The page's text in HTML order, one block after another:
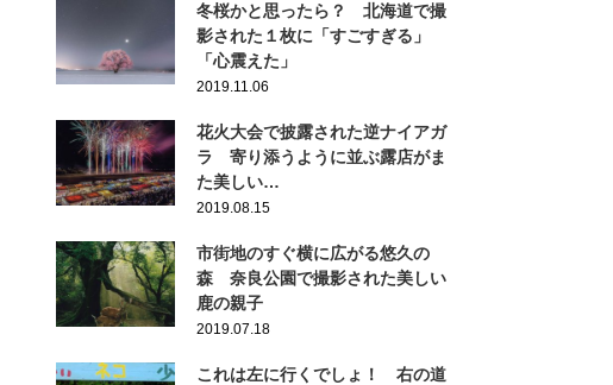
冬桜かと思ったら？ 北海道で撮
影された１枚に「すごすぎる」
「心震えた」
2019.11.06
花火大会で披露された逆ナイアガ
ラ 寄り添うように並ぶ露店がま
た美しい…
2019.08.15
市街地のすぐ横に広がる悠久の
森 奈良公園で撮影された美しい
鹿の親子
2019.07.18
これは左に行くでしょ！ 右の道